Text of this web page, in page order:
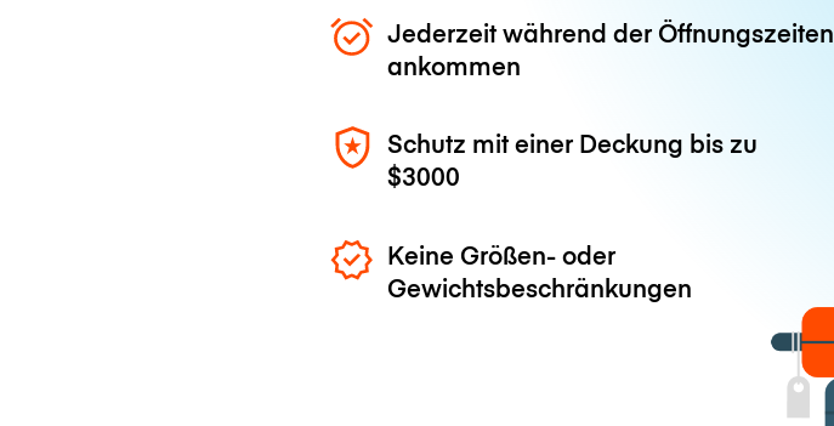
Jederzeit während der Öffnungszeiten
ankommen
Schutz mit einer Deckung bis zu
$3000
Keine Größen- oder
Gewichtsbeschränkungen